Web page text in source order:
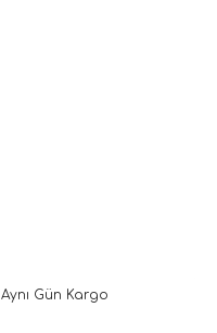
Aynı Gün Kargo